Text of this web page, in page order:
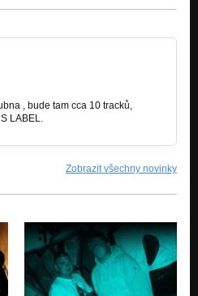
, bude tam cca 10 tracků,
LABEL.
Zobrazit všechny novinky